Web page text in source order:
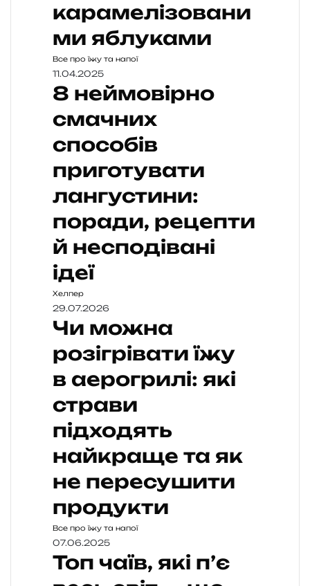
карамелізовани
ми яблуками
Все про їжу та напої
11.04.2025
8 неймовірно
смачних
способів
приготувати
лангустини:
поради, рецепти
й несподівані
ідеї
Хелпер
29.07.2026
Чи можна
розігрівати їжу
в аерогрилі: які
страви
підходять
найкраще та як
не пересушити
продукти
Все про їжу та напої
07.06.2025
Топ чаїв, які п’є